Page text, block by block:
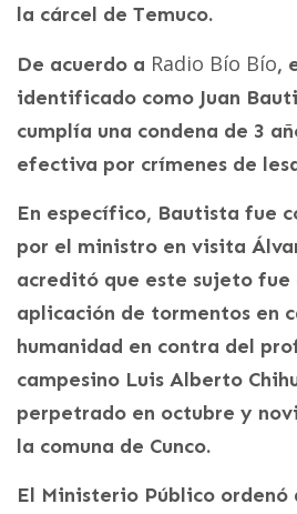
la cárcel de Temuco.
De acuerdo a Radio Bío Bío,
identificado como Juan
cumplía una condena de 3
efectiva por crímenes de
En específico, Bautista fue
por el ministro en visita
acreditó que este sujeto
aplicación de tormentos en
humanidad en contra del
campesino Luis Alberto
perpetrado en octubre y
la comuna de Cunco.
El Ministerio Público ordenó